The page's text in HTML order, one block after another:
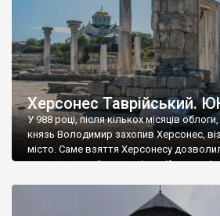
Херсонес Таврійський.
У 988 році, після кількох місяців
князь Володимир захопив Херсонес,
місто. Саме взяття Херсонесу
диктувати свої умови візантійському
Херсонесі Володимир-язичник, став
А потім було Хрещення Русі. На честь